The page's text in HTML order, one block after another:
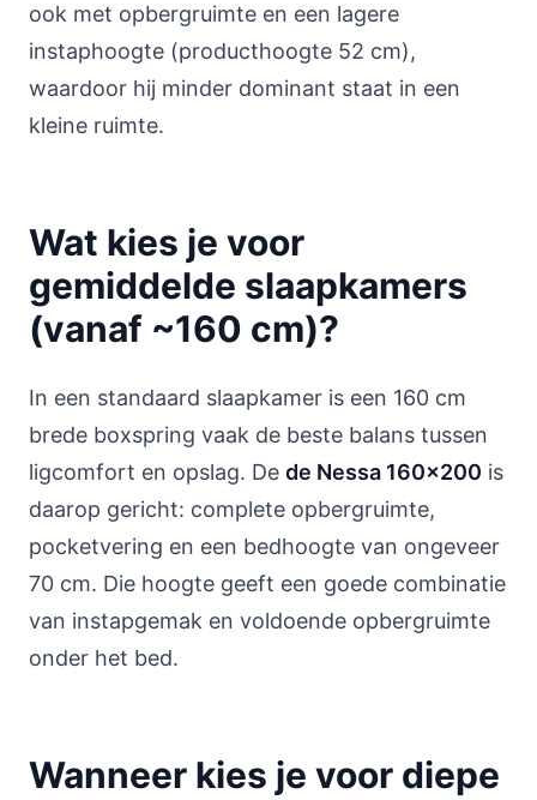
ook met opbergruimte en een lagere
instaphoogte (producthoogte 52 cm),
waardoor hij minder dominant staat in een
kleine ruimte.
Wat kies je voor
gemiddelde slaapkamers
(vanaf ~160 cm)?
In een standaard slaapkamer is een 160 cm
brede boxspring vaak de beste balans tussen
ligcomfort en opslag. De de Nessa 160x200 is
daarop gericht: complete opbergruimte,
pocketvering en een bedhoogte van ongeveer
70 cm. Die hoogte geeft een goede combinatie
van instapgemak en voldoende opbergruimte
onder het bed.
Wanneer kies je voor diepe